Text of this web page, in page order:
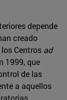
depende
creado
Centros ad
1999, que
de las
a aquellos